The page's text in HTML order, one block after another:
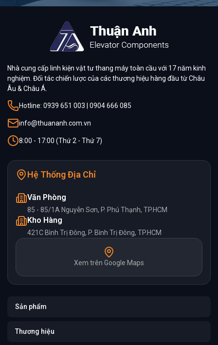
Nhà cung cấp linh kiện vật tư thang máy toàn cầu với 17 năm kinh
nghiệm. Đối tác chiến lược của các thương hiệu hàng đầu từ Châu
Âu & Châu Á.
Hotline: 0939 651 003 | 0904 666 085
info@thuananh.com.vn
8:00 - 17:00 (Thứ 2 - Thứ 7)
Hệ Thống Địa Chỉ
Văn Phòng
85 - 85/1A Nguyễn Sơn, P. Phú Thạnh, TP.HCM
Kho Hàng
421C Bình Trị Đông, P. Bình Trị Đông, TP.HCM
Xem trên Google Maps
Sản phẩm
Thương hiệu